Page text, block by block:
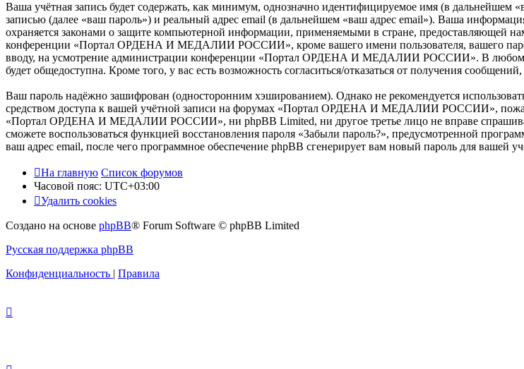
Ваша учётная запись будет содержать, как минимум, однозначно идентифицируемое имя (в дальнейшем
записью (далее «ваш пароль») и реальный адрес email (в дальнейшем «ваш адрес email»). Ваша
охраняется законами о защите компьютерной информации, применяемыми в стране, предоставляющей
конференции «Портал ОРДЕНА И МЕДАЛИИ РОССИИ», кроме вашего имени пользователя, вашего
вводу, на усмотрение администрации конференции «Портал ОРДЕНА И МЕДАЛИИ РОССИИ». В любом
будет общедоступна. Кроме того, у вас есть возможность согласиться/отказаться от получения
Ваш пароль надёжно зашифрован (односторонним хэшированием). Однако не рекомендуется
средством доступа к вашей учётной записи на форумах «Портал ОРДЕНА И МЕДАЛИИ РОССИИ»,
«Портал ОРДЕНА И МЕДАЛИИ РОССИИ», ни phpBB Limited, ни другое третье лицо не вправе
сможете воспользоваться функцией восстановления пароля «Забыли пароль?», предусмотренной
ваш адрес email, после чего программное обеспечение phpBB сгенерирует вам новый пароль для вашей
На главную Список форумов
Часовой пояс: UTC+03:00
Удалить cookies
Создано на основе phpBB® Forum Software © phpBB Limited
Русская поддержка phpBB
Конфиденциальность | Правила